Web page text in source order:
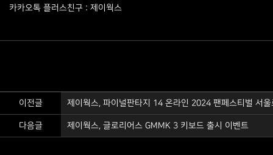
카카오톡 플러스친구 : 제이웍스
이전글 제이웍스, 파이널판타지 14 온라인 2024 팬페스티벌 서울
다음글 제이웍스, 글로리어스 GMMK 3 키보드 출시 이벤트